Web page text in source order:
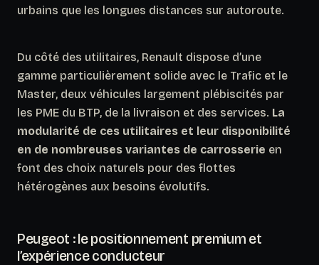
urbains que les longues distances sur autoroute.
Du côté des utilitaires, Renault dispose d’une
gamme particulièrement solide avec le Trafic et le
Master, deux véhicules largement plébiscités par
les PME du BTP, de la livraison et des services. La
modularité de ces utilitaires et leur disponibilité
en de nombreuses variantes de carrosserie en
font des choix naturels pour des flottes
hétérogènes aux besoins évolutifs.
Peugeot : le positionnement premium et
l’expérience conducteur